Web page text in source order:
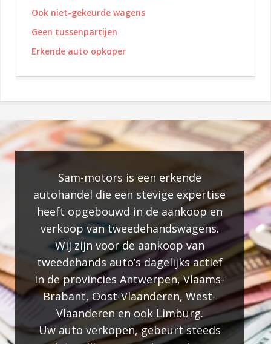
Ook niet-gekeurde wagens
Geen tussenpartijen
Erkende auto opkoper
Sam-motors is een erkende
autohandel die een stevige expertise
heeft opgebouwd in de aankoop en
verkoop van tweedehandswagens.
Wij zijn voor de aankoop van
tweedehands auto’s dagelijks actief
in de provincies Antwerpen, Vlaams-
Brabant, Oost-Vlaanderen, West-
Vlaanderen en ook Limburg.
Uw auto verkopen, gebeurt steeds